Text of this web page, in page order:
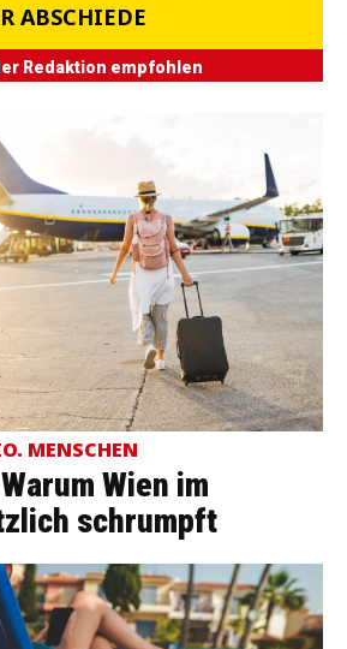
ABSCHIEDE
Redaktion empfohlen
MENSCHEN
Wien im
schrumpft